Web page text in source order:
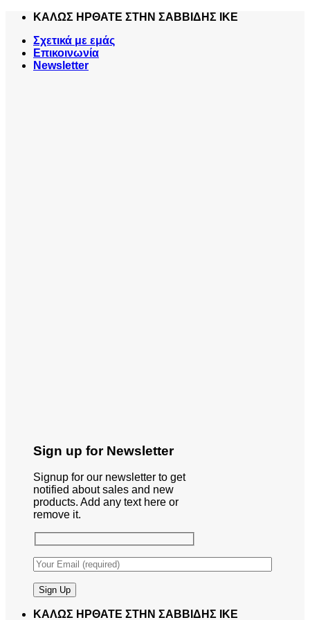
Skip
content
ΚΑΛΩΣ ΗΡΘΑΤΕ ΣΤΗΝ ΣΑΒΒΙΔΗΣ ΙΚΕ
Σχετικά με εμάς
Επικοινωνία
Newsletter
Sign up for Newsletter
Signup for our newsletter to get
notified about sales and new
products. Add any text here or
remove it.
ΚΑΛΩΣ ΗΡΘΑΤΕ ΣΤΗΝ ΣΑΒΒΙΔΗΣ ΙΚΕ